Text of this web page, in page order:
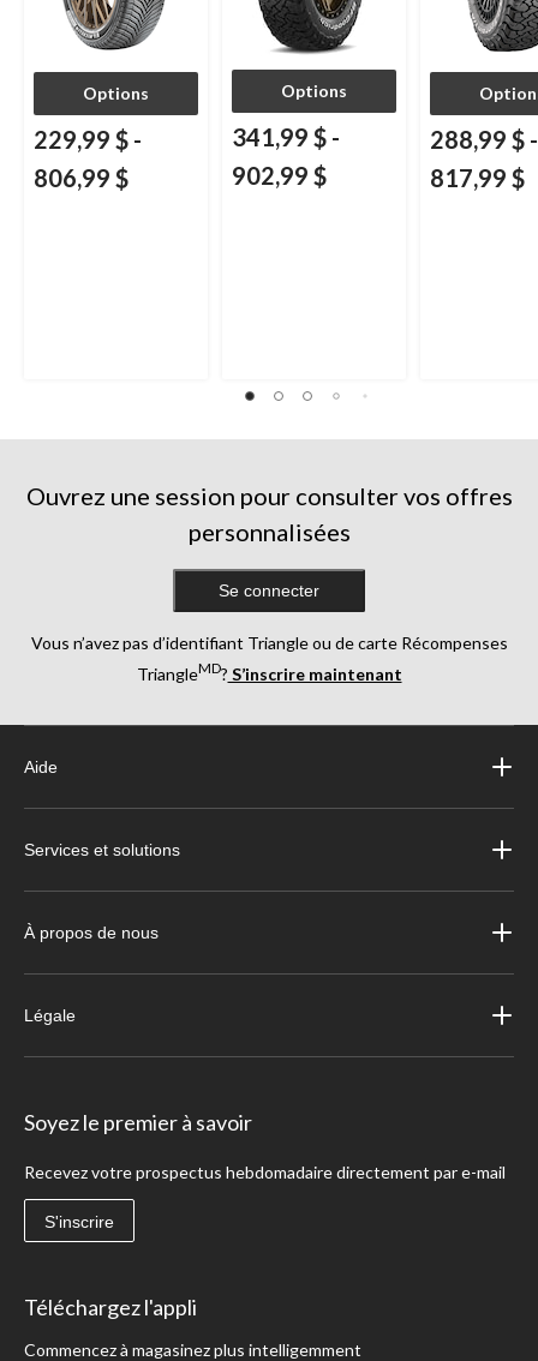
Options
229,99 $ -
806,99 $
Options
341,99 $ -
902,99 $
288,99 $ -
817,99 $
Ouvrez une session pour consulter vos offres
personnalisées
Se connecter
Vous n’avez pas d’identifiant Triangle ou de carte Récompenses
TriangleMD? S’inscrire maintenant
Aide
Services et solutions
À propos de nous
Légale
Soyez le premier à savoir
Recevez votre prospectus hebdomadaire directement par e-mail
S'inscrire
Téléchargez l'appli
Commencez à magasinez plus intelligemment